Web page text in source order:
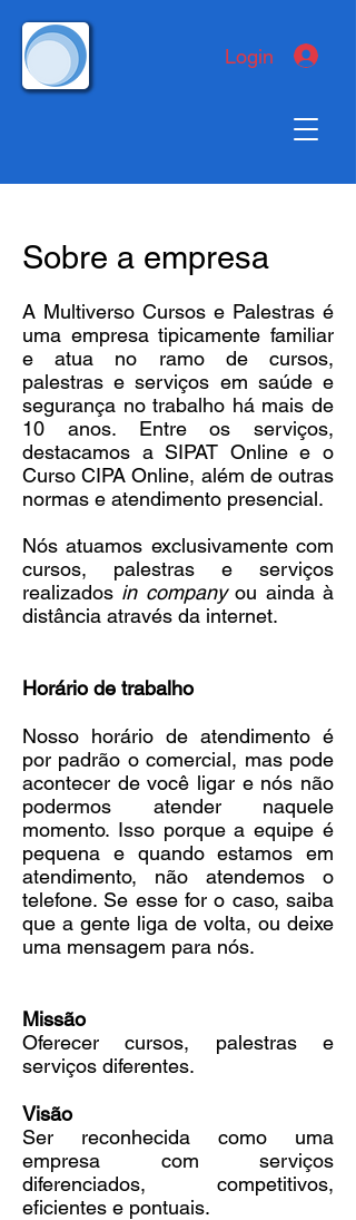
Login
Sobre a empresa
A Multiverso Cursos e Palestras é
uma empresa tipicamente familiar
e atua no ramo de cursos,
palestras e serviços em saúde e
segurança no trabalho há mais de
10 anos. Entre os serviços,
destacamos a SIPAT Online e o
Curso CIPA Online, além de outras
normas e atendimento presencial.
Nós atuamos exclusivamente com
cursos, palestras e serviços
realizados in companyou ainda à
distância através da internet.
Horário de trabalho
Nosso horário de atendimento é
por padrão o comercial, mas pode
acontecer de você ligar e nós não
podermos atender naquele
momento. Isso porque a equipe é
pequena e quando estamos em
atendimento, não atendemos o
telefone. Se esse for o caso, saiba
que a gente liga de volta, ou deixe
uma mensagem para nós.
Missão
Oferecer cursos, palestras e
serviços diferentes.
Visão
Ser reconhecida como uma
empresa com serviços
diferenciados, competitivos,
eficientes e pontuais.